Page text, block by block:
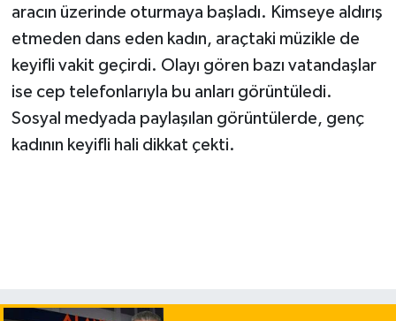
aracın üzerinde oturmaya başladı. Kimseye aldırış
etmeden dans eden kadın, araçtaki müzikle de
keyifli vakit geçirdi. Olayı gören bazı vatandaşlar
ise cep telefonlarıyla bu anları görüntüledi.
Sosyal medyada paylaşılan görüntülerde, genç
kadının keyifli hali dikkat çekti.